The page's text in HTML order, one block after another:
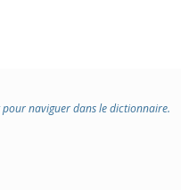
naviguer dans le dictionnaire.